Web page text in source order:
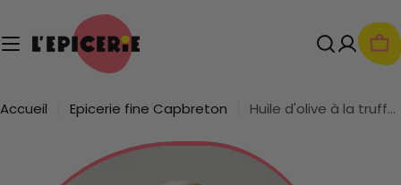
contenu
Accueil Epicerie fine Capbreton Huile d'olive à la truffe blanche